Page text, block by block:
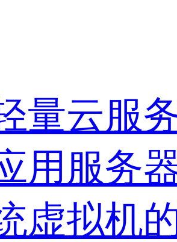
量云服
用服务
虚拟机